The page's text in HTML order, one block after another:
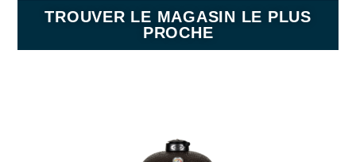
TROUVER LE MAGASIN LE PLUS
PROCHE